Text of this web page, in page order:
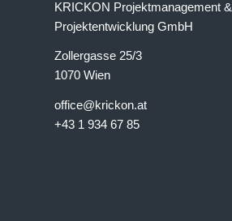
KRICKON Projektmanagement &
Projektentwicklung GmbH
Zollergasse 25/3
1070 Wien
office@krickon.at
+43 1 934 67 85